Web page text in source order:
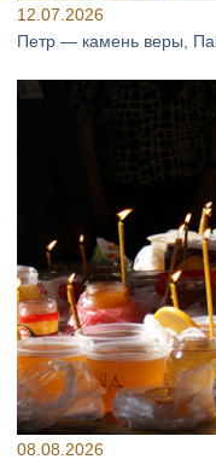
12.07.2026
Петр — камень веры,
08.08.2026